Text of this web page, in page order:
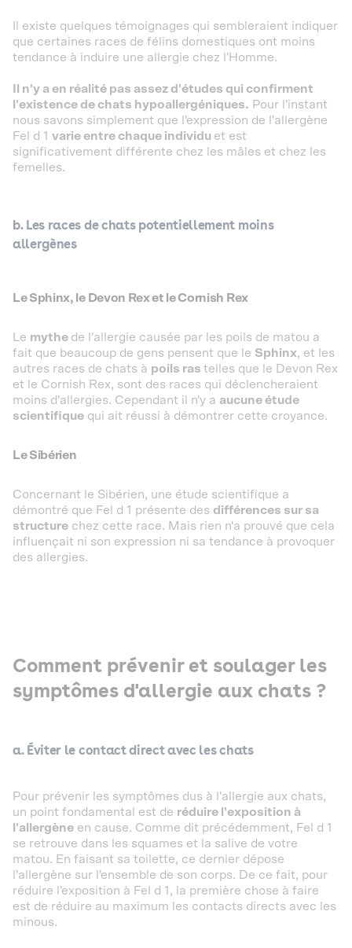
Il existe quelques témoignages qui sembleraient indiquer
que certaines races de félins domestiques ont moins
tendance à induire une allergie chez l'Homme.
Il n'y a en réalité pas assez d'études qui confirment
l'existence de chats hypoallergéniques. Pour l'instant
nous savons simplement que l'expression de l'allergène
Fel d 1 varie entre chaque individu et est
significativement différente chez les mâles et chez les
femelles.
b. Les races de chats potentiellement moins
allergènes
LeSphinx, le Devon Rex et le Cornish Rex
Le mythe de l'allergie causée par les poils de matou a
fait que beaucoup de gens pensent que le Sphinx, et les
autres races de chats à poils ras telles que le Devon Rex
et le Cornish Rex, sont des races qui déclencheraient
moins d'allergies. Cependant il n'y a aucune étude
scientifique qui ait réussi à démontrer cette croyance.
Le Sibérien
Concernant le Sibérien, une étude scientifique a
démontré que Fel d 1 présente des différences sur sa
structure chez cette race. Mais rien n'a prouvé que cela
influençait ni son expression ni sa tendance à provoquer
des allergies.
Comment prévenir et soulager les
symptômes d'allergie aux chats ?
a. Éviter le contactdirect avec les chats
Pour prévenir les symptômes dus à l'allergie aux chats,
un point fondamental est de réduire l'exposition à
l'allergène en cause. Comme dit précédemment, Fel d 1
se retrouve dans les squames et la salive de votre
matou. En faisant sa toilette, ce dernier dépose
l'allergène sur l'ensemble de son corps. De ce fait, pour
réduire l'exposition à Fel d 1, la première chose à faire
est de réduire au maximum les contacts directs avec les
minous.